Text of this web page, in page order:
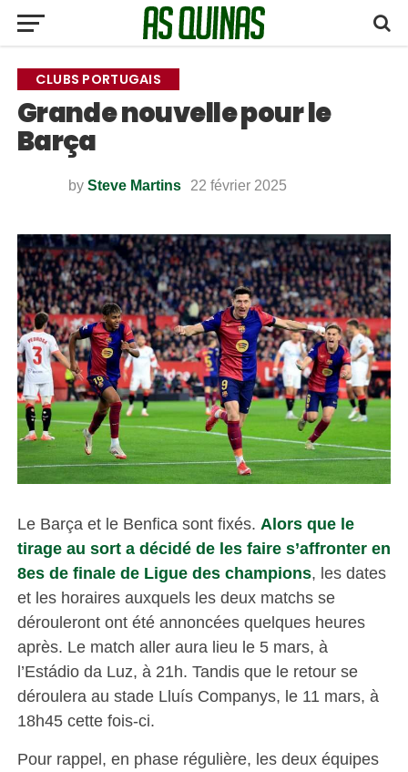
CLUBS PORTUGAIS
Grande nouvelle pour le
Barça
by Steve Martins 22 février 2025
Le Barça et le Benfica sont fixés. Alors que le
tirage au sort a décidé de les faire s’affronter en
8es de finale de Ligue des champions, les dates
et les horaires auxquels les deux matchs se
dérouleront ont été annoncées quelques heures
après. Le match aller aura lieu le 5 mars, à
l’Estádio da Luz, à 21h. Tandis que le retour se
déroulera au stade Lluís Companys, le 11 mars, à
18h45 cette fois-ci.
Pour rappel, en phase régulière, les deux équipes